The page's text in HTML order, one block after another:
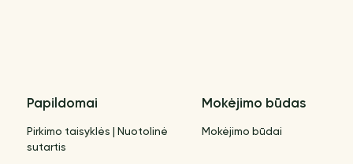
Papildomai
Pirkimo taisyklės | Nuotolinė
sutartis
Mokėjimo būdas
Mokėjimo būdai